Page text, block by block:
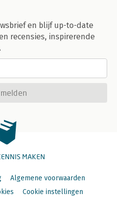
en blijf up-to-date
recensies, inspirerende
MAKEN
Algemene voorwaarden
Cookie instellingen